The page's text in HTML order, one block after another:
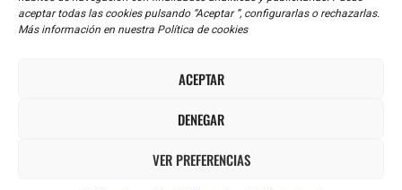
aceptar todas las cookies pulsando “Aceptar ”, configurarlas o rechazarlas.
Más información en nuestra Política de cookies
ACEPTAR
DENEGAR
VER PREFERENCIAS
disfrutar aún más de cada trayecto, quizá sea el
oportunidad a esta nueva forma de vivir la carretera.
Valora este artículo sobre la moto con